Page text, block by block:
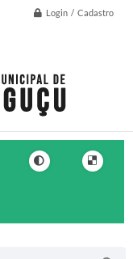
Login / Cadastro